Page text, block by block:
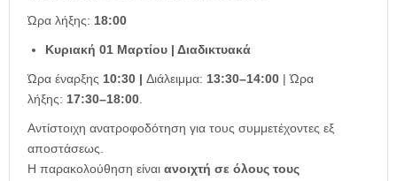
Ώρα λήξης: 18:00
Κυριακή 01 Μαρτίου | Διαδικτυακά
Ώρα έναρξης 10:30 | Διάλειμμα: 13:30–14:00 | Ώρα
λήξης: 17:30–18:00.
Αντίστοιχη ανατροφοδότηση για τους συμμετέχοντες εξ
αποστάσεως.
Η παρακολούθηση είναι ανοιχτή σε όλους τους